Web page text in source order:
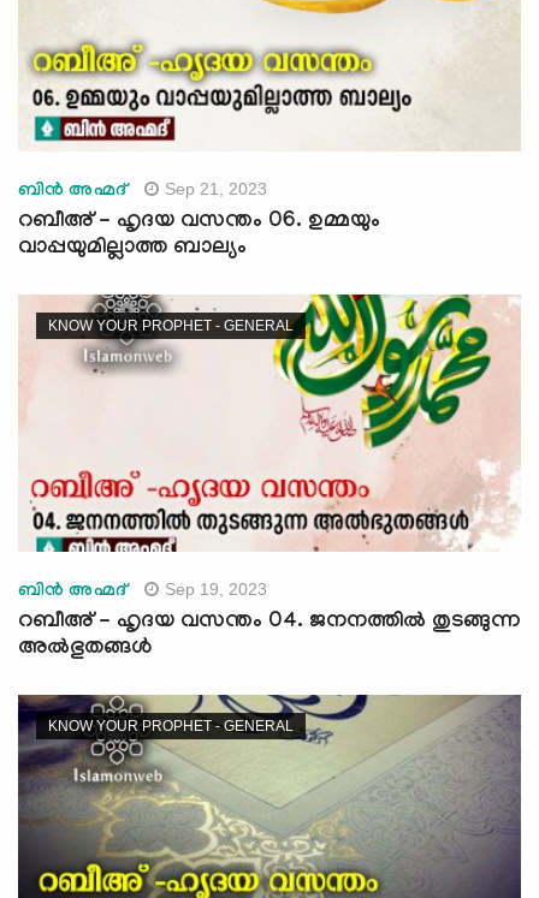
ബിന്‍ അഹ്മദ് Sep 21, 2023
റബീഅ് - ഹൃദയ വസന്തം 06. ഉമ്മയും
വാപ്പയുമില്ലാത്ത ബാല്യം
KNOW YOUR PROPHET - GENERAL
ബിന്‍ അഹ്മദ് Sep 19, 2023
റബീഅ് - ഹൃദയ വസന്തം 04. ജനനത്തില്‍ തുടങ്ങുന്ന
അല്‍ഭുതങ്ങള്‍
KNOW YOUR PROPHET - GENERAL